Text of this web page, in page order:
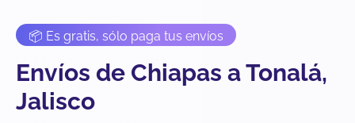
📦 Es gratis, sólo paga tus envíos
Envíos de Chiapas a Tonalá,
Jalisco